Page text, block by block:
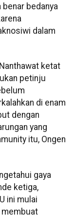
bedanya
dalam
ketat
petinju
di enam
dengan
yang
itu, Ongen
gaya
ketiga,
ini mulai
membuat